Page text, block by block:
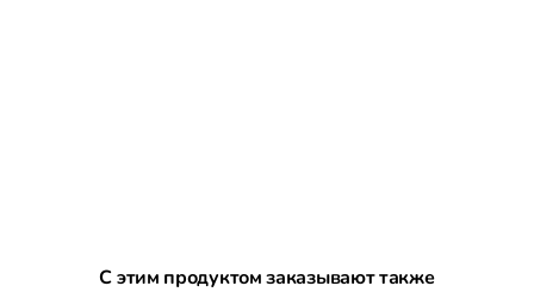
Пропустить галерею продуктов
С этим продуктом заказывают также